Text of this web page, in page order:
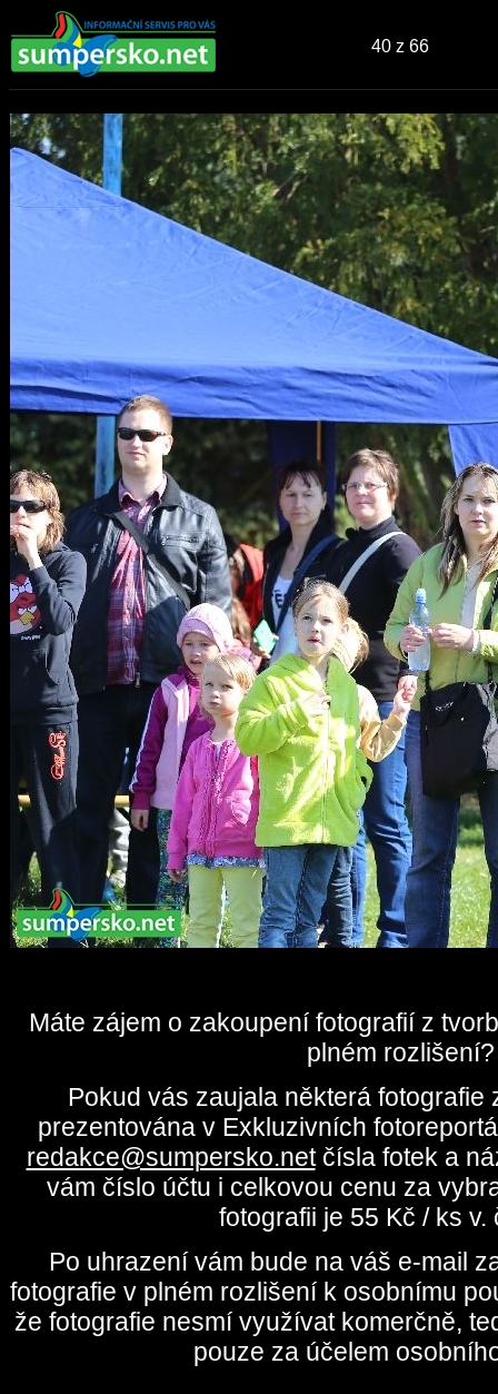
40 z 66
Máte zájem o zakoupení fotografií z
plném rozlišení?
Pokud vás zaujala některá fotografie
prezentována v Exkluzivních
redakce@sumpersko.netčísla fotek a
vám číslo účtu i celkovou cenu za
fotografii je 55 Kč / ks v.
Po uhrazení vám bude na váš e-mail
fotografie v plném rozlišení k osobnímu
že fotografie nesmí využívat komerčně,
pouze za účelem